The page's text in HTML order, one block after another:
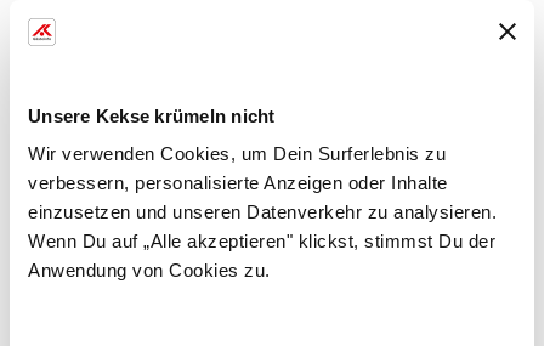
Unsere Kekse krümeln nicht
Wir verwenden Cookies, um Dein Surferlebnis zu
verbessern, personalisierte Anzeigen oder Inhalte
einzusetzen und unseren Datenverkehr zu analysieren.
Wenn Du auf „Alle akzeptieren" klickst, stimmst Du der
Anwendung von Cookies zu.
Tafelspitz vom Inzeller Rind an Meerrettichsauce,
Wurzelgemüse und Butterkartoffeln
Fischragout an Redchillisauce, Asiagemüse und Duftreis
(DLFB)